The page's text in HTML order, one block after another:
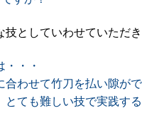
としていわせていただき
・・
合わせて竹刀を払い隙が
とても難しい技で実践す